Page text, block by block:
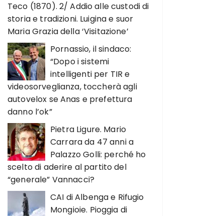
Teco (1870). 2/ Addio alle custodi di
storia e tradizioni. Luigina e suor
Maria Grazia della ‘Visitazione’
Pornassio, il sindaco:
“Dopo i sistemi
intelligenti per TIR e
videosorveglianza, toccherà agli
autovelox se Anas e prefettura
danno l’ok”
Pietra Ligure. Mario
Carrara da 47 anni a
Palazzo Golli: perché ho
scelto di aderire al partito del
“generale” Vannacci?
CAI di Albenga e Rifugio
Mongioie. Pioggia di